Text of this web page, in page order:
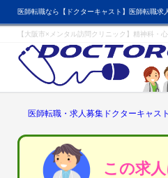
医師転職なら【ドクターキャスト】医師転職求
【大阪市×メンタル訪問クリニック】精神科・
医師転職・求人募集ドクターキャスト
この求